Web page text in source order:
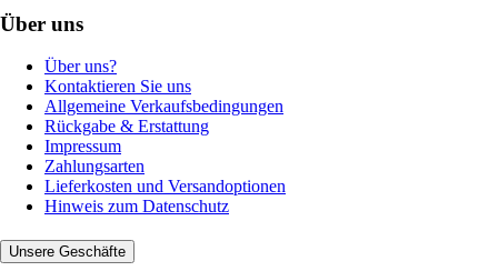
Über uns
Über uns?
Kontaktieren Sie uns
Allgemeine Verkaufsbedingungen
Rückgabe & Erstattung
Impressum
Zahlungsarten
Lieferkosten und Versandoptionen
Hinweis zum Datenschutz
Unsere Geschäfte